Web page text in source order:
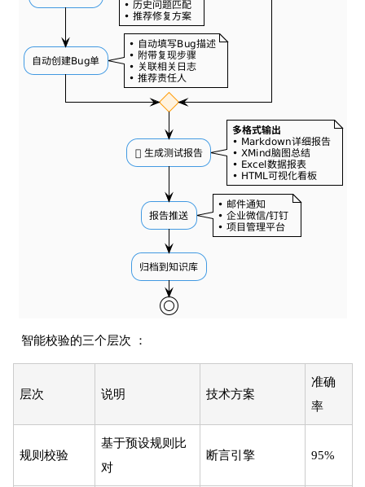
智能校验的三个层次 ：
层次 说明 技术方案
准确
率
规则校验
基于预设规则比
对
断言引擎 95%